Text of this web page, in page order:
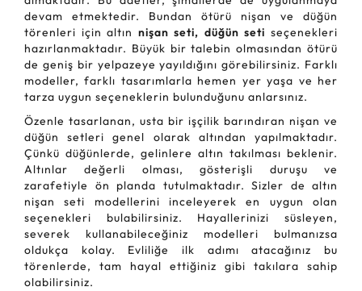
devam etmektedir. Bundan ötürü nişan ve düğün
törenleri için altın nişan seti, düğün seti seçenekleri
hazırlanmaktadır. Büyük bir talebin olmasından ötürü
de geniş bir yelpazeye yayıldığını görebilirsiniz. Farklı
modeller, farklı tasarımlarla hemen yer yaşa ve her
tarza uygun seçeneklerin bulunduğunu anlarsınız.
Özenle tasarlanan, usta bir işçilik barındıran nişan ve
düğün setleri genel olarak altından yapılmaktadır.
Çünkü düğünlerde, gelinlere altın takılması beklenir.
Altınlar değerli olması, gösterişli duruşu ve
zarafetiyle ön planda tutulmaktadır. Sizler de altın
nişan seti modellerini inceleyerek en uygun olan
seçenekleri bulabilirsiniz. Hayallerinizi süsleyen,
severek kullanabileceğiniz modelleri bulmanızsa
oldukça kolay. Evliliğe ilk adımı atacağınız bu
törenlerde, tam hayal ettiğiniz gibi takılara sahip
olabilirsiniz.